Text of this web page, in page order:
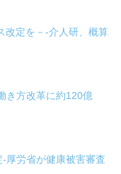
改定を－-介人研、概算
き方改革に約120億
厚労省が健康被害審査